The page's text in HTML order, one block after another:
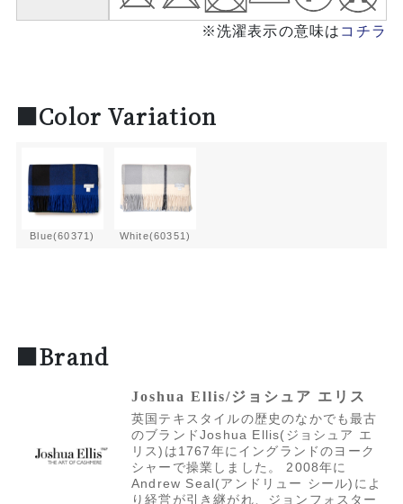
※洗濯表示の意味は コチラ
■Color Variation
Blue(60371) White(60351)
■Brand
Joshua Ellis/ジョシュア エリス
英国テキスタイルの歴史のなかでも最古
のブランドJoshua Ellis(ジョシュア エ
リス)は1767年にイングランドのヨーク
シャーで操業しました。 2008年に
Andrew Seal(アンドリュー シール)によ
り経営が引き継がれ、ジョンフォスター